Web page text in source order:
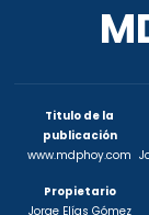
Titulo de la
publicación
www.mdphoy.com
Propietario
Jorge Elías Gómez